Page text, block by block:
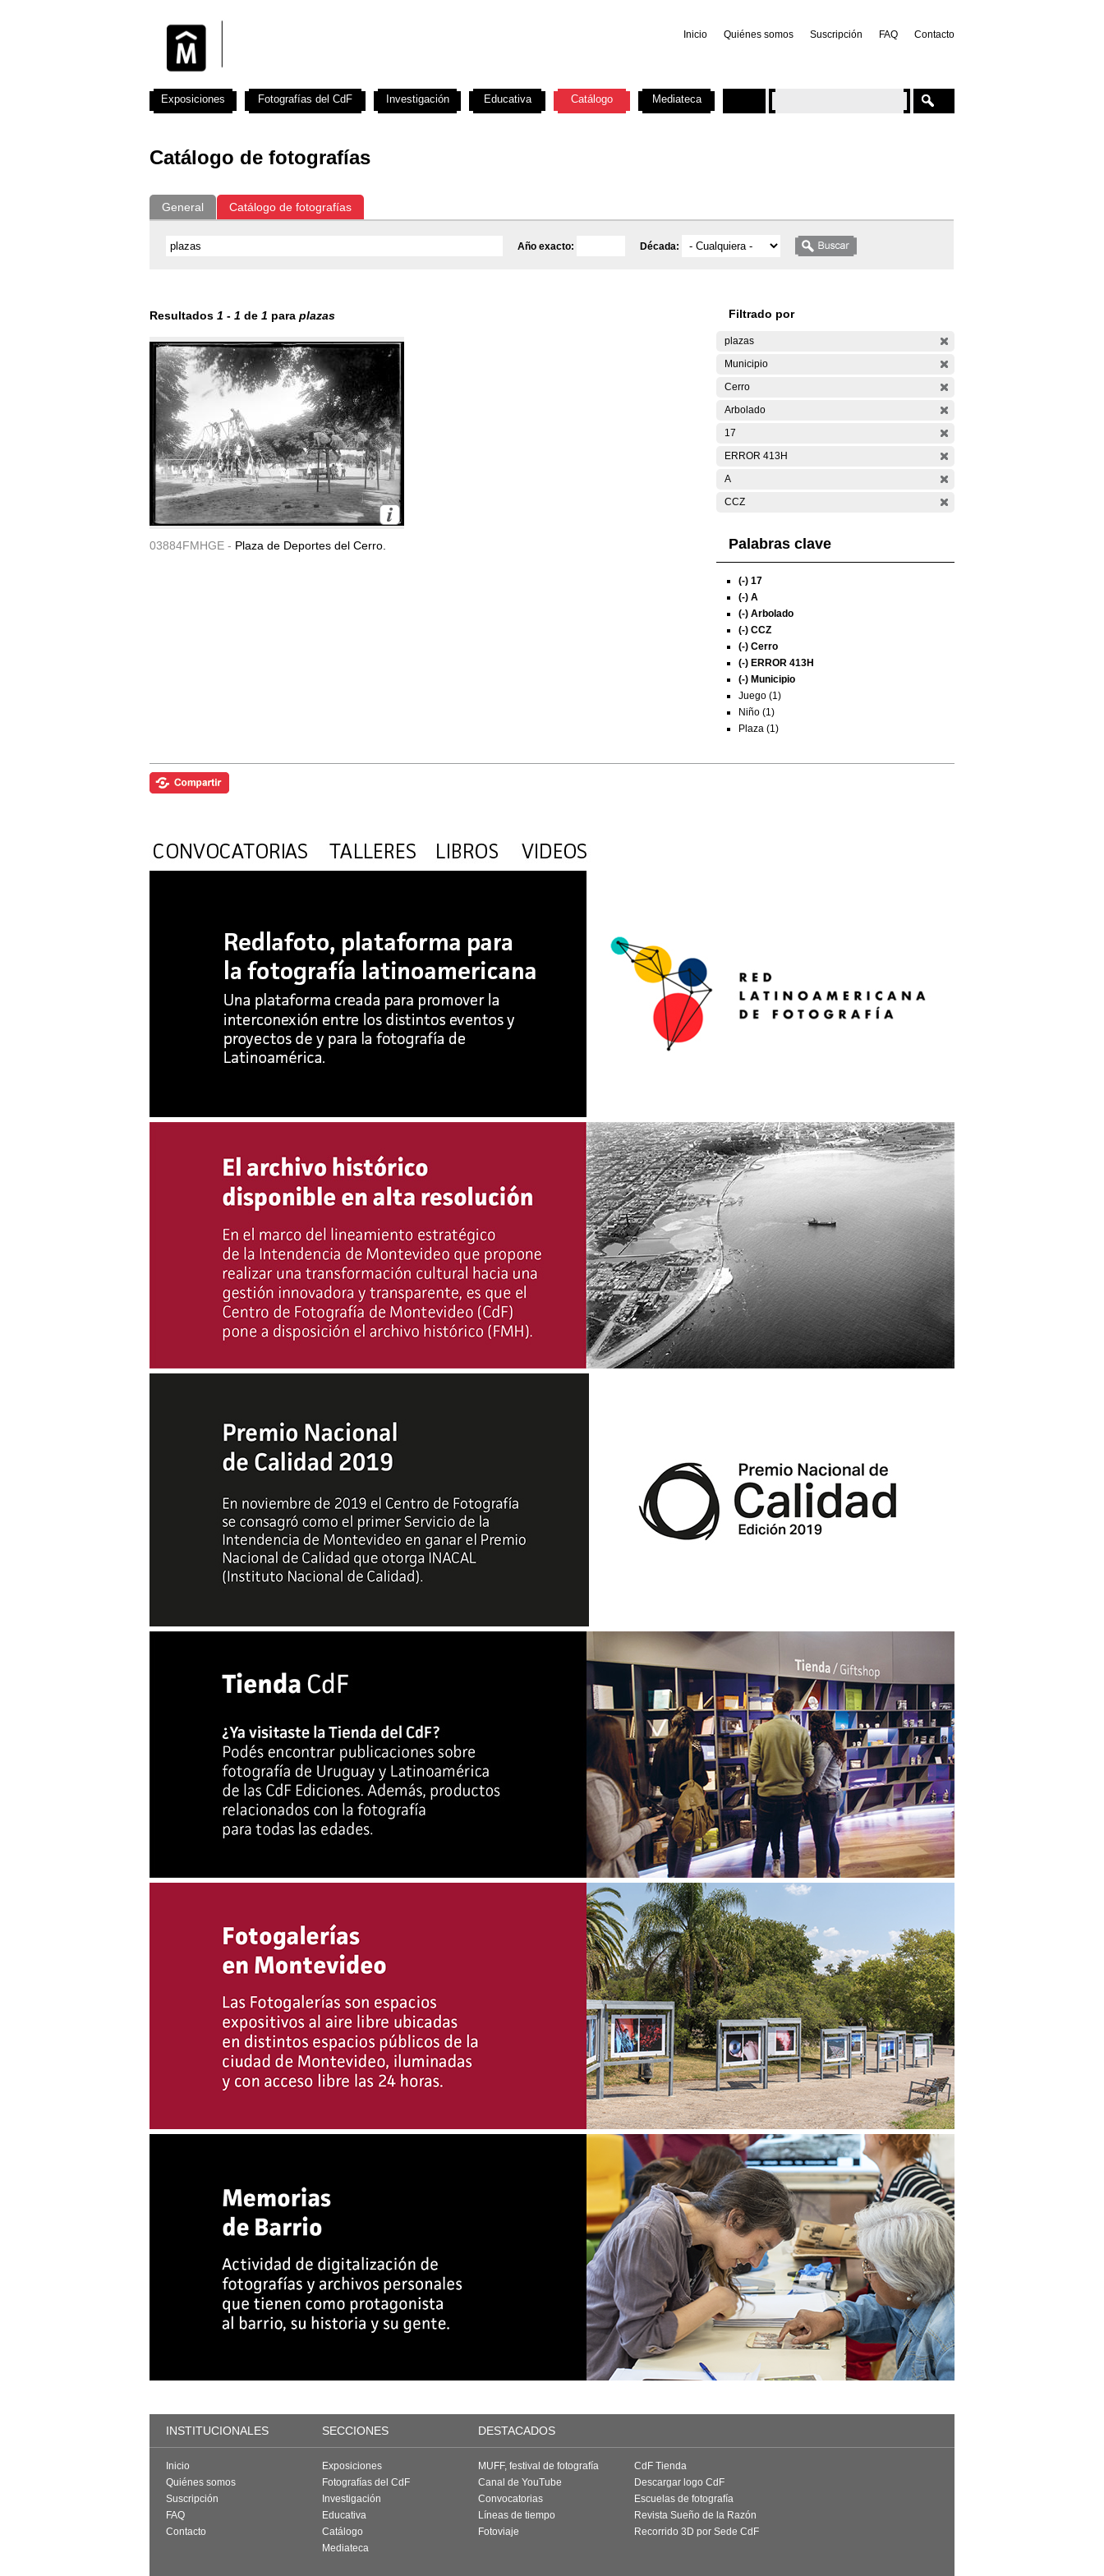
Inicio Quiénes somos Suscripción FAQ Contacto
Catálogo de fotografías
General Catálogo de fotografías
Año exacto: Década:
Resultados 1 - 1 de 1 para plazas
03884FMHGE - Plaza de Deportes del Cerro.
Filtrado por
plazas
Municipio
Cerro
Arbolado
17
ERROR 413H
A
CCZ
Palabras clave
(-) 17
(-) A
(-) Arbolado
(-) CCZ
(-) Cerro
(-) ERROR 413H
(-) Municipio
Juego (1)
Niño (1)
Plaza (1)
Exposiciones Fotografías del CdF Investigación Educativa Catálogo Mediateca
INSTITUCIONALES SECCIONES DESTACADOS
Inicio
Quiénes somos
Suscripción
FAQ
Contacto
Exposiciones
Fotografías del CdF
Investigación
Educativa
Catálogo
Mediateca
MUFF, festival de fotografía
Canal de YouTube
Convocatorias
Líneas de tiempo
Fotoviaje
CdF Tienda
Descargar logo CdF
Escuelas de fotografía
Revista Sueño de la Razón
Recorrido 3D por Sede CdF